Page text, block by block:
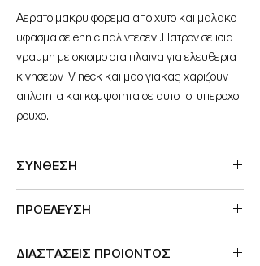
Aερατο μακρυ φορεμα απο χυτο και μαλακο
υφασμα σε ehnic παλ ντεσεν..Πατρον σε ισια
γραμμη με σκισιμο στα πλαινα για ελευθερια
κινησεων .V neck και μαο γιακας χαριζουν
απλοτητα και κομψοτητα σε αυτο το υπεροχο
ρουχο.
ΣΥΝΘΕΣΗ
ΠΡΟΕΛΕΥΣΗ
ΔΙΑΣΤΑΣΕΙΣ ΠΡΟΙΟΝΤΟΣ